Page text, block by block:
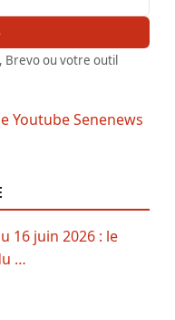
Brevo ou votre outil
16 juin 2026 : le
…